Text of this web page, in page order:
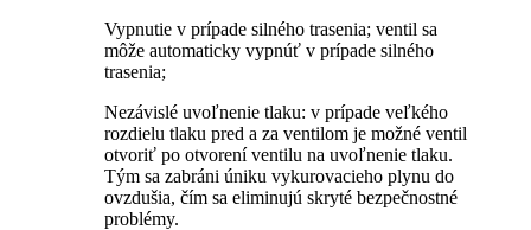
Vypnutie v prípade silného trasenia; ventil sa
môže automaticky vypnúť v prípade silného
trasenia;
Nezávislé uvoľnenie tlaku: v prípade veľkého
rozdielu tlaku pred a za ventilom je možné ventil
otvoriť po otvorení ventilu na uvoľnenie tlaku.
Tým sa zabráni úniku vykurovacieho plynu do
ovzdušia, čím sa eliminujú skryté bezpečnostné
problémy.